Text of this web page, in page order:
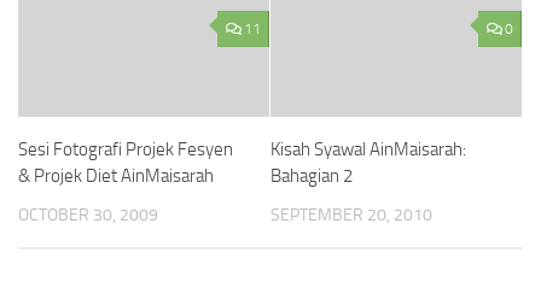
11
Sesi Fotografi Projek Fesyen
& Projek Diet AinMaisarah
OCTOBER 30, 2009
0
Kisah Syawal AinMaisarah:
Bahagian 2
SEPTEMBER 20, 2010